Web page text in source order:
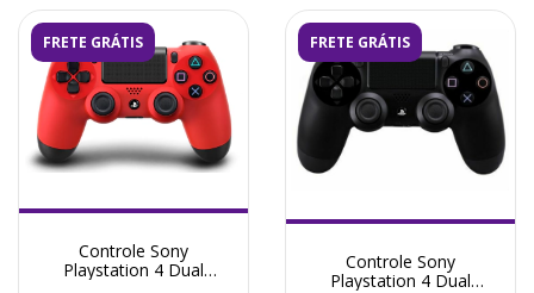
FRETE GRÁTIS
Controle Sony
Playstation 4 Dual
FRETE GRÁTIS
Controle Sony
Playstation 4 Dual